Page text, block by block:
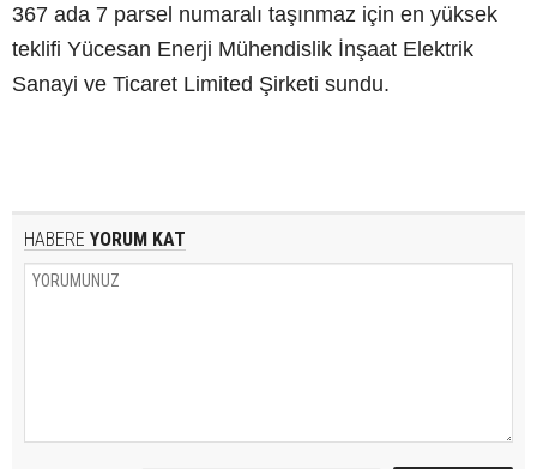
367 ada 7 parsel numaralı taşınmaz için en yüksek
teklifi Yücesan Enerji Mühendislik İnşaat Elektrik
Sanayi ve Ticaret Limited Şirketi sundu.
HABERE YORUM KAT